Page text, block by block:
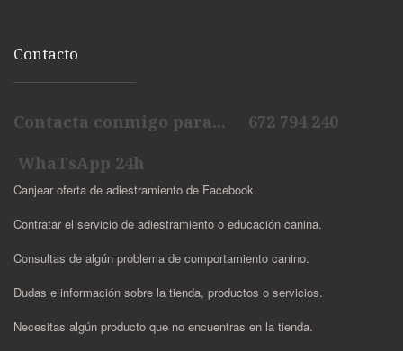
Contacto
Contacta conmigo para... 672 794 240
WhaTsApp 24h
Canjear oferta de adiestramiento de Facebook.
Contratar el servicio de adiestramiento o educación canina.
Consultas de algún problema de comportamiento canino.
Dudas e información sobre la tienda, productos o servicios.
Necesitas algún producto que no encuentras en la tienda.